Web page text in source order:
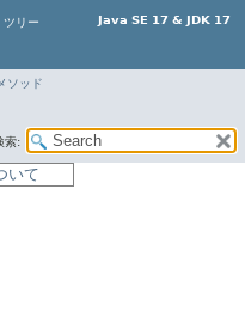
Java SE 17 & JDK 17
ツリー
メソッド
索:
いて